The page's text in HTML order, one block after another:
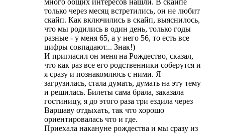
только через месяц встретились, он не любит
скайп. Как включились в скайп, выяснилось,
что мы родились в один день, только годы
разные - у меня 65, а у него 56, то есть все
цифры совпадают... Знак!)
И пригласил он меня на Рождество, сказал,
что как раз все его родственники соберутся и
я сразу и познакомлюсь с ними. Я
загрузилась, стала думать, думать на эту тему
и решилась. Билеты сама брала, заказала
гостиницу, я до этого раза три ездила через
Варшаву отдыхать, так что хорошо
ориентировалась что и где.
Приехала накануне рождества и мы сразу из